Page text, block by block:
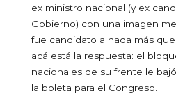
ex ministro nacional (y ex
Gobierno) con una imagen
fue candidato a nada más
acá está la respuesta: el
nacionales de su frente le
la boleta para el Congreso.